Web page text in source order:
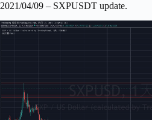
2021/04/09 – SXPUSDT update.